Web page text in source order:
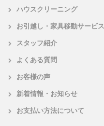
ハウスクリーニング
お引越し・家具移動サービス
スタッフ紹介
よくある質問
お客様の声
新着情報・お知らせ
お支払い方法について